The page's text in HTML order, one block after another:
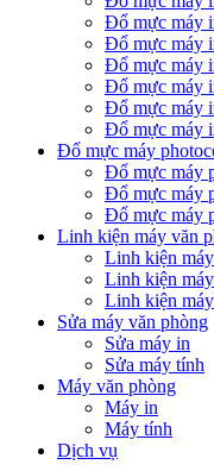
Đổ mực máy
Đổ mực máy
Đổ mực máy
Đổ mực máy
Đổ mực máy
Đổ mực máy
Đổ mực máy
Đổ mực máy
Đổ mực máy
Đổ mực máy
Linh kiện máy văn
Linh kiện
Linh kiện
Linh kiện
Sửa máy văn phòng
Sửa máy in
Sửa máy tính
Máy văn phòng
Máy in
Máy tính
Dịch vụ